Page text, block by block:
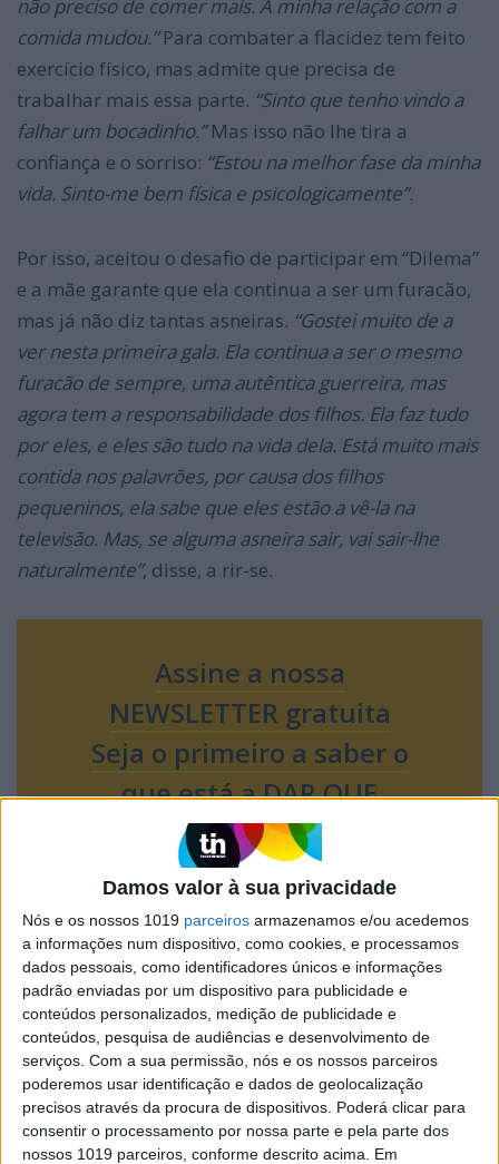
Damos valor à sua privacidade
Nós e os nossos 1019 parceiros armazenamos e/ou acedemos
a informações num dispositivo, como cookies, e processamos
dados pessoais, como identificadores únicos e informações
padrão enviadas por um dispositivo para publicidade e
conteúdos personalizados, medição de publicidade e
conteúdos, pesquisa de audiências e desenvolvimento de
serviços. Com a sua permissão, nós e os nossos parceiros
poderemos usar identificação e dados de geolocalização
precisos através da procura de dispositivos. Poderá clicar para
consentir o processamento por nossa parte e pela parte dos
nossos 1019 parceiros, conforme descrito acima. Em
não preciso de comer mais. A minha relação com a
comida mudou.”Para combater a flacidez tem feito
exercício físico, mas admite que precisa de
trabalhar mais essa parte. “Sinto que tenho vindo a
falhar um bocadinho.”Mas isso não lhe tira a
confiança e o sorriso: “Estou na melhor fase da minha
vida. Sinto-me bem física e psicologicamente”.
Por isso, aceitou o desafio de participar em “Dilema”
e a mãe garante que ela continua a ser um furacão,
mas já não diz tantas asneiras. “Gostei muito de a
ver nesta primeira gala. Ela continua a ser o mesmo
furacão de sempre, uma autêntica guerreira, mas
agora tem a responsabilidade dos filhos. Ela faz tudo
por eles, e eles são tudo na vida dela. Está muito mais
contida nos palavrões, por causa dos filhos
pequeninos, ela sabe que eles estão a vê-la na
televisão. Mas, se alguma asneira sair, vai sair-lhe
naturalmente”, disse, a rir-se.
Assine a nossa
NEWSLETTER gratuita
Seja o primeiro a saber o
que está a DAR QUE
FALAR!
PALAVRAS-CHAVE
Bernardina Brito Dilema TVI